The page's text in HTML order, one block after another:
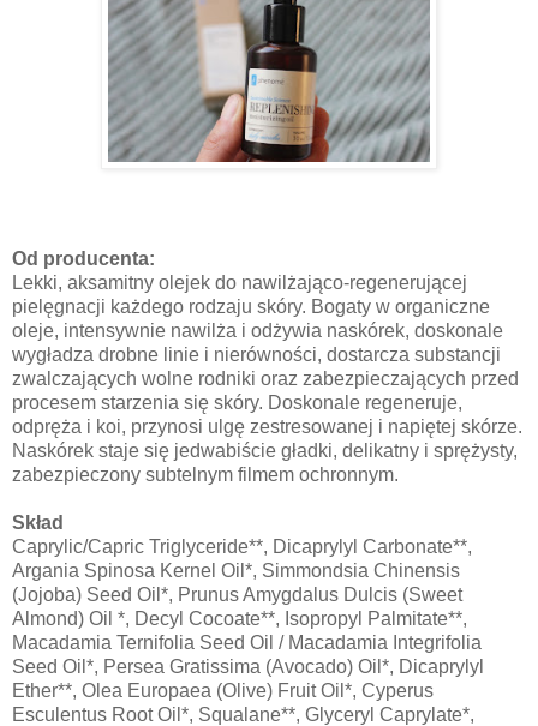
Od producenta:
Lekki, aksamitny olejek do nawilżająco-regenerującej
pielęgnacji każdego rodzaju skóry. Bogaty w organiczne
oleje, intensywnie nawilża i odżywia naskórek, doskonale
wygładza drobne linie i nierówności, dostarcza substancji
zwalczających wolne rodniki oraz zabezpieczających przed
procesem starzenia się skóry. Doskonale regeneruje,
odpręża i koi, przynosi ulgę zestresowanej i napiętej skórze.
Naskórek staje się jedwabiście gładki, delikatny i sprężysty,
zabezpieczony subtelnym filmem ochronnym.
Skład
Caprylic/Capric Triglyceride**, Dicaprylyl Carbonate**,
Argania Spinosa Kernel Oil*, Simmondsia Chinensis
(Jojoba) Seed Oil*, Prunus Amygdalus Dulcis (Sweet
Almond) Oil *, Decyl Cocoate**, Isopropyl Palmitate**,
Macadamia Ternifolia Seed Oil / Macadamia Integrifolia
Seed Oil*, Persea Gratissima (Avocado) Oil*, Dicaprylyl
Ether**, Olea Europaea (Olive) Fruit Oil*, Cyperus
Esculentus Root Oil*, Squalane**, Glyceryl Caprylate*,